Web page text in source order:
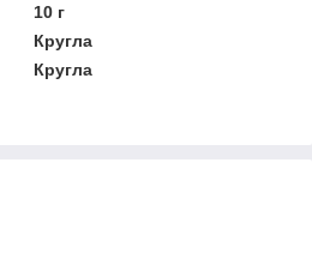
10 г
Кругла
Кругла